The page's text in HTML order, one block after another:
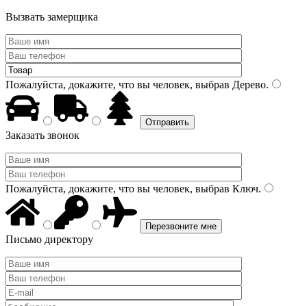
Вызвать замерщика
Пожалуйста, докажите, что вы человек, выбрав Дерево.
Заказать звонок
Пожалуйста, докажите, что вы человек, выбрав Ключ.
Письмо директору